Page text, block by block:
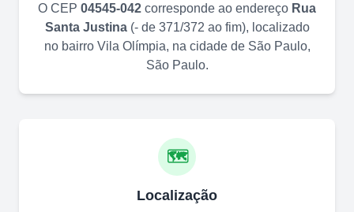
O CEP 04545-042 corresponde ao endereço Rua
Santa Justina(- de 371/372 ao fim), localizado
no bairro Vila Olímpia, na cidade de São Paulo,
São Paulo.
🗺️
Localização